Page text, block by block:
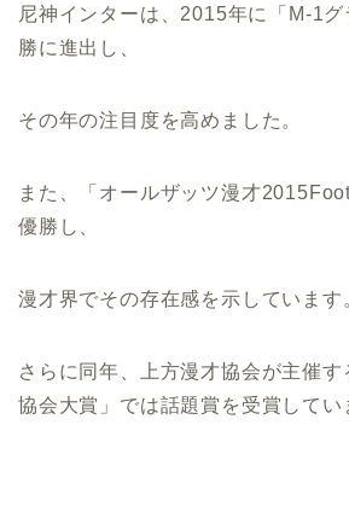
尼神インターは、2015年に「M-1
勝に進出し、
その年の注目度を高めました。
また、「オールザッツ漫才
優勝し、
漫才界でその存在感を示しています
さらに同年、上方漫才協会が主催
協会大賞」では話題賞を受賞してい